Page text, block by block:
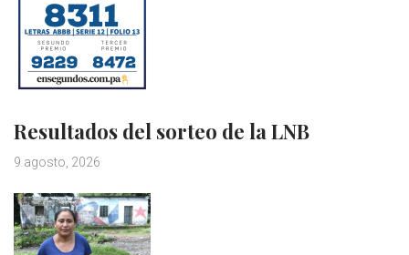
Resultados del sorteo de la LNB
9 agosto, 2026